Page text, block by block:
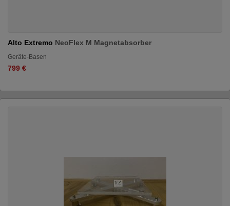
Alto Extremo NeoFlex M Magnetabsorber
Geräte-Basen
799 €